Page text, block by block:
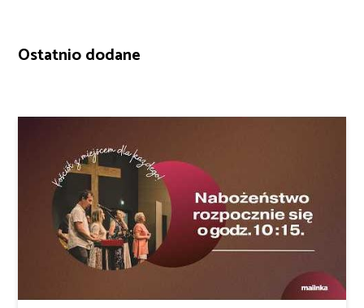
Ostatnio dodane